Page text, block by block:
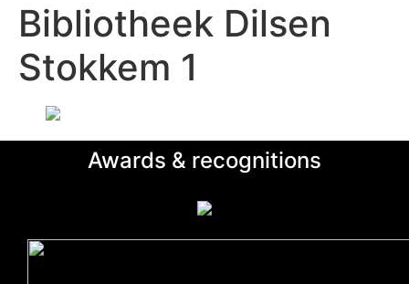
Bibliotheek Dilsen
Stokkem 1
Awards & recognitions